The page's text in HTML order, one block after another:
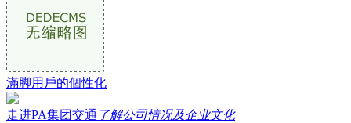
滿脚用戶的個性化
走进PA集团交通 了解公司情况及企业文化